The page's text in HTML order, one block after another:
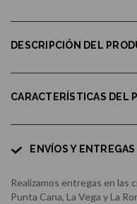
DESCRIPCIÓN DEL
CARACTERÍSTICAS DEL
ENVÍOS Y ENTREGAS
Realizamos entregas en las
Punta Cana, La Vega y La